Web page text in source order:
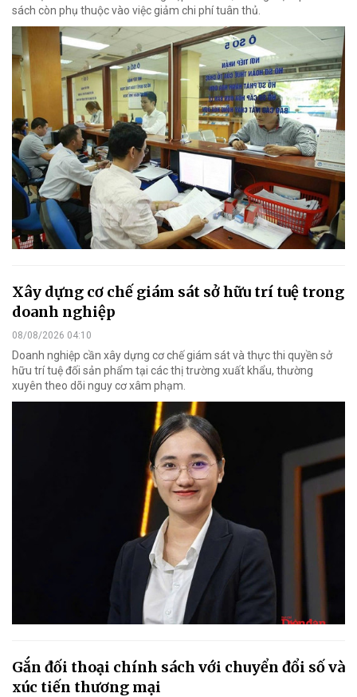
sách còn phụ thuộc vào việc giảm chi phí tuân thủ.
Xây dựng cơ chế giám sát sở hữu trí tuệ trong
doanh nghiệp
08/08/2026 04:10
Doanh nghiệp cần xây dựng cơ chế giám sát và thực thi quyền sở
hữu trí tuệ đối sản phẩm tại các thị trường xuất khẩu, thường
xuyên theo dõi nguy cơ xâm phạm.
Gắn đối thoại chính sách với chuyển đổi số và
xúc tiến thương mại